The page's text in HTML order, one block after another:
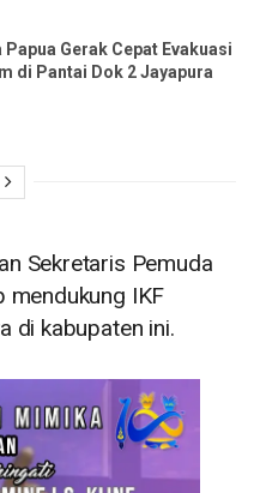
Gerak Cepat Evakuasi
di Pantai Dok 2 Jayapura
Sekretaris Pemuda
mendukung IKF
di kabupaten ini.